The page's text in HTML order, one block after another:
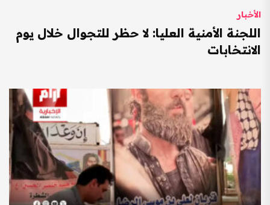
الأخبار
اللجنة الأمنية العليا: لا حظر للتجوال خلال يوم
الانتخابات